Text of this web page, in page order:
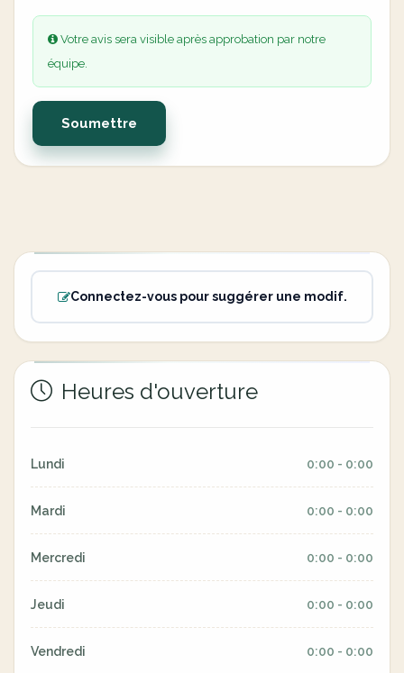
Votre avis sera visible après approbation par notre
équipe.
Soumettre
Connectez-vous pour suggérer une modif.
Heures d'ouverture
Lundi 0:00 - 0:00
Mardi 0:00 - 0:00
Mercredi 0:00 - 0:00
Jeudi 0:00 - 0:00
Vendredi 0:00 - 0:00